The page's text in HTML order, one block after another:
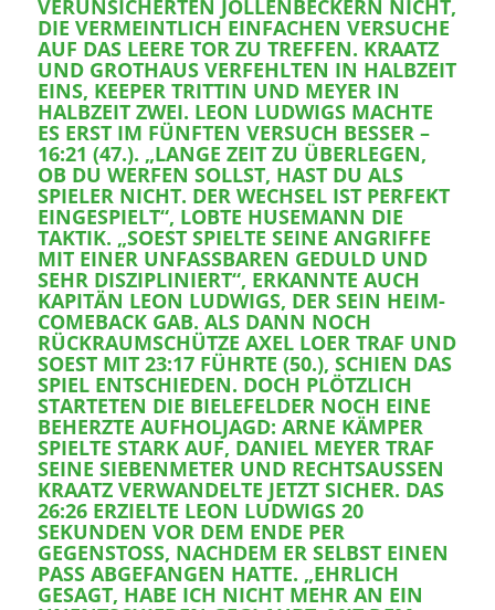
ERUNSICHERTEN JÖLLENBECKERN NICHT, D
IE VERMEINTLICH EINFACHEN VERSUCHE A
UF DAS LEERE TOR ZU TREFFEN. KRAATZ U
ND GROTHAUS VERFEHLTEN IN HALBZEIT E
INS, KEEPER TRITTIN UND MEYER IN H
ALBZEIT ZWEI. LEON LUDWIGS MACHTE E
S ERST IM FÜNFTEN VERSUCH BESSER – 1
6:21 (47.). „LANGE ZEIT ZU ÜBERLEGEN, O
B DU WERFEN SOLLST, HAST DU ALS S
PIELER NICHT. DER WECHSEL IST PERFEKT E
INGESPIELT“, LOBTE HUSEMANN DIE T
AKTIK. „SOEST SPIELTE SEINE ANGRIFFE M
IT EINER UNFASSBAREN GEDULD UND S
EHR DISZIPLINIERT“, ERKANNTE AUCH K
APITÄN LEON LUDWIGS, DER SEIN HEIM-C
OMEBACK GAB. ALS DANN NOCH R
ÜCKRAUMSCHÜTZE AXEL LOER TRAF UND S
OEST MIT 23:17 FÜHRTE (50.), SCHIEN DAS S
PIEL ENTSCHIEDEN. DOCH PLÖTZLICH S
TARTETEN DIE BIELEFELDER NOCH EINE B
EHERZTE AUFHOLJAGD: ARNE KÄMPER S
PIELTE STARK AUF, DANIEL MEYER TRAF S
EINE SIEBENMETER UND RECHTSAUSSEN KR
AATZ VERWANDELTE JETZT SICHER. DAS 26
:26 ERZIELTE LEON LUDWIGS 20 SE
KUNDEN VOR DEM ENDE PER GE
GENSTOSS, NACHDEM ER SELBST EINEN PAS
S ABGEFANGEN HATTE. „EHRLICH GES
AGT, HABE ICH NICHT MEHR AN EIN UNE